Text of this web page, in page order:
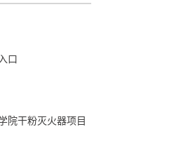
口
院干粉灭火器项目